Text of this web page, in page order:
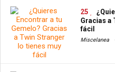
25
Gracias a
fácil
Miscelanea